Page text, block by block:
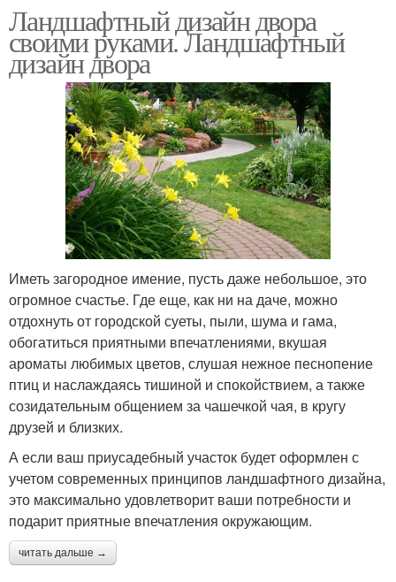
Ландшафтный дизайн двора
своими руками. Ландшафтный
дизайн двора
Иметь загородное имение, пусть даже небольшое, это
огромное счастье. Где еще, как ни на даче, можно
отдохнуть от городской суеты, пыли, шума и гама,
обогатиться приятными впечатлениями, вкушая
ароматы любимых цветов, слушая нежное песнопение
птиц и наслаждаясь тишиной и спокойствием, а также
созидательным общением за чашечкой чая, в кругу
друзей и близких.
А если ваш приусадебный участок будет оформлен с
учетом современных принципов ландшафтного дизайна,
это максимально удовлетворит ваши потребности и
подарит приятные впечатления окружающим.
читать дальше →